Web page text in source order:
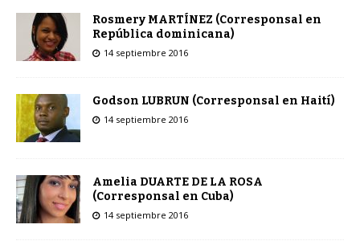
Rosmery MARTÍNEZ (Corresponsal en
República dominicana)
14 septiembre 2016
Godson LUBRUN (Corresponsal en Haití)
14 septiembre 2016
Amelia DUARTE DE LA ROSA
(Corresponsal en Cuba)
14 septiembre 2016